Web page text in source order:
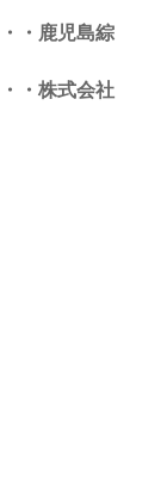
・鹿児島綜
・株式会社